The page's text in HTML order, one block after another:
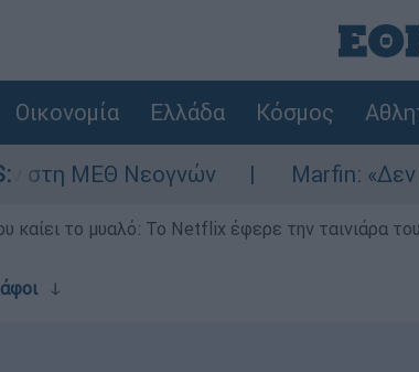
Οικονομία Ελλάδα Κόσμος
Marfin: «Δεν έχω καμία
καίει το μυαλό: Το Netflix έφερε την ταινιάρα
ↆ